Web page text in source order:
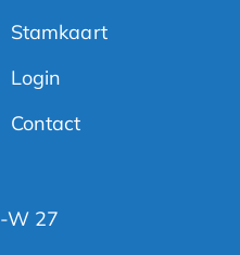
Stamkaart
Login
Contact
W 27